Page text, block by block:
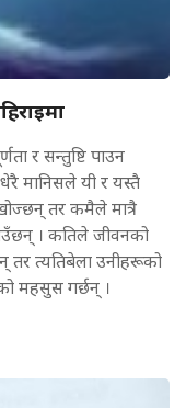
र सन्तुष्टि पाउन
मानिसले यी र यस्तै
तर कमैले मात्रै
। कतिले जीवनको
तर त्यतिबेला उनीहरूको
महसुस गर्छन् ।